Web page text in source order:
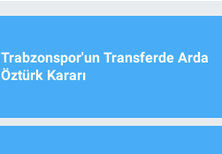
Trabzonspor'un Transferde Arda
Öztürk Kararı